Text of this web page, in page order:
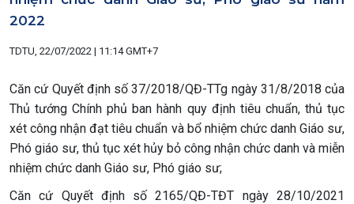
2022
TDTU, 22/07/2022 | 11:14 GMT+7
Căn cứ Quyết định số 37/2018/QĐ-TTg ngày 31/8/2018 của
Thủ tướng Chính phủ ban hành quy định tiêu chuẩn, thủ tục
xét công nhận đạt tiêu chuẩn và bổ nhiệm chức danh Giáo sư,
Phó giáo sư, thủ tục xét hủy bỏ công nhận chức danh và miễn
nhiệm chức danh Giáo sư, Phó giáo sư;
Căn cứ Quyết định số 2165/QĐ-TĐT ngày 28/10/2021